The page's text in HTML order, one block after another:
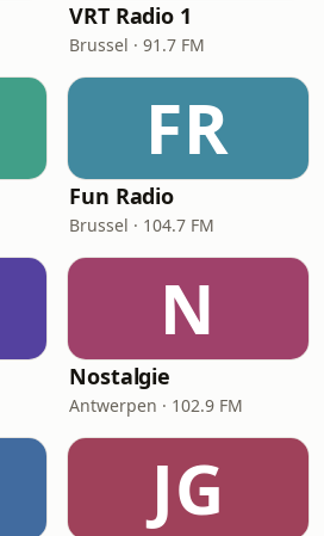
VRT Radio 1
Brussel · 91.7 FM
FR
Fun Radio
Brussel · 104.7 FM
N
Nostalgie
Antwerpen · 102.9 FM
JG